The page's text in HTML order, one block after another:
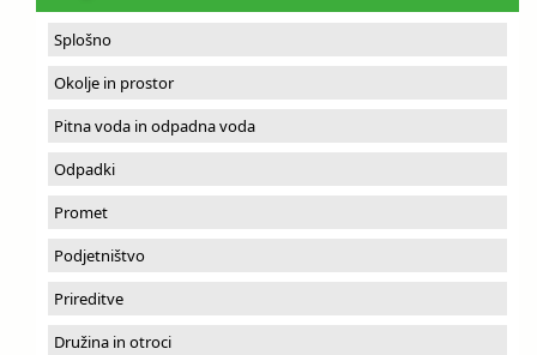
Splošno
Okolje in prostor
Pitna voda in odpadna voda
Odpadki
Promet
Podjetništvo
Prireditve
Družina in otroci